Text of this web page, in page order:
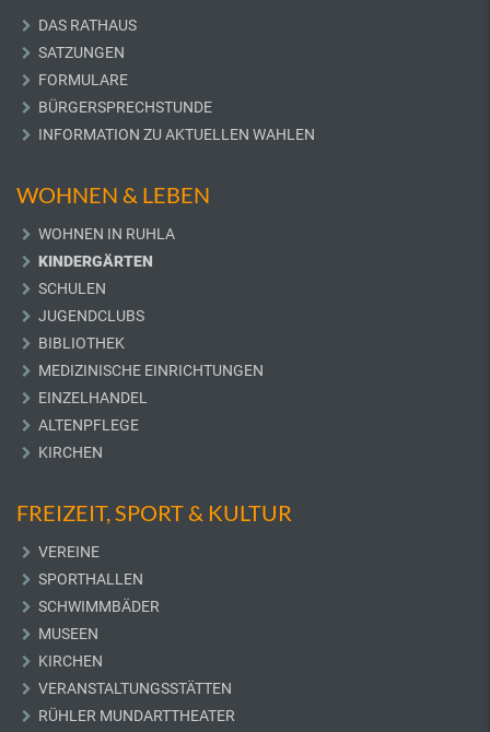
DAS RATHAUS
SATZUNGEN
FORMULARE
BÜRGERSPRECHSTUNDE
INFORMATION ZU AKTUELLEN WAHLEN
WOHNEN & LEBEN
WOHNEN IN RUHLA
KINDERGÄRTEN
SCHULEN
JUGENDCLUBS
BIBLIOTHEK
MEDIZINISCHE EINRICHTUNGEN
EINZELHANDEL
ALTENPFLEGE
KIRCHEN
FREIZEIT, SPORT & KULTUR
VEREINE
SPORTHALLEN
SCHWIMMBÄDER
MUSEEN
KIRCHEN
VERANSTALTUNGSSTÄTTEN
RÜHLER MUNDARTTHEATER